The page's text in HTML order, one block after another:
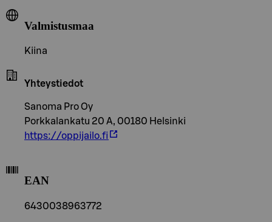
Valmistusmaa
Kiina
Yhteystiedot
Sanoma Pro Oy
Porkkalankatu 20 A, 00180 Helsinki
https://oppijailo.fi
EAN
6430038963772